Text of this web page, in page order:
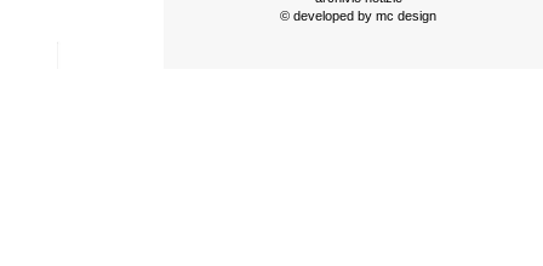
© developed by mc design